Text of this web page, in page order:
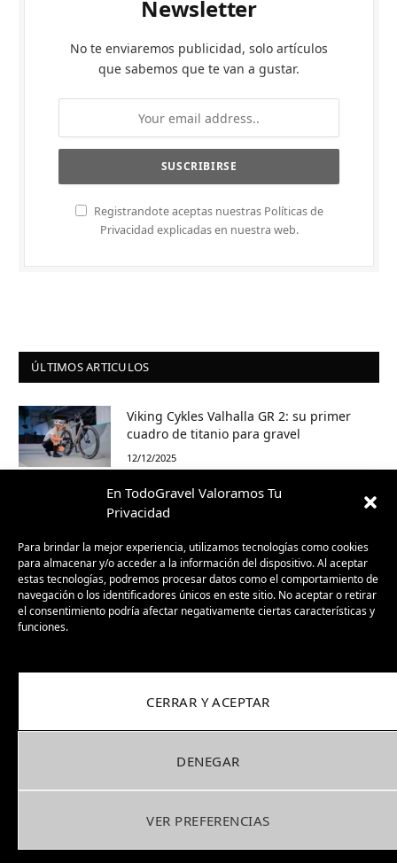
En TodoGravel Valoramos Tu
Privacidad
Para brindar la mejor experiencia, utilizamos tecnologías como cookies
para almacenar y/o acceder a la información del dispositivo. Al aceptar
estas tecnologías, podremos procesar datos como el comportamiento de
navegación o los identificadores únicos en este sitio. No aceptar o retirar
el consentimiento podría afectar negativamente ciertas características y
funciones.
CERRAR Y ACEPTAR
DENEGAR
VER PREFERENCIAS
Newsletter
No te enviaremos publicidad, solo artículos
que sabemos que te van a gustar.
Registrandote aceptas nuestras Políticas de
Privacidad explicadas en nuestra web.
ÚLTIMOS ARTICULOS
Viking Cykles Valhalla GR 2: su primer
cuadro de titanio para gravel
12/12/2025
Review gafas KOO Alibi versatilidad y
03/10/2025
Sea Otter Europe Girona 2025: el Gravel
ya no es promesa, es presente
perderte (y encontrar caminos nuevos)